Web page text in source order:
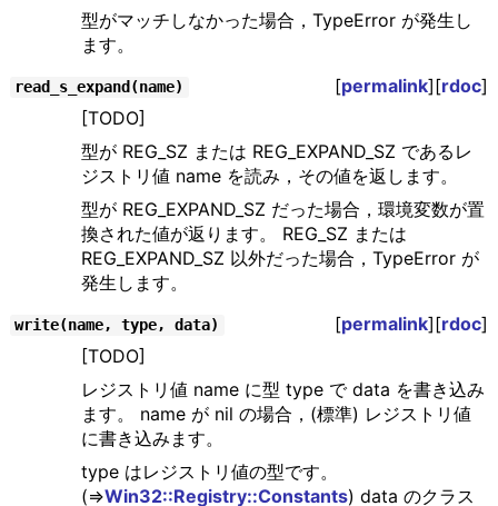
型がマッチしなかった場合，TypeError が発生し
ます。
read_s_expand(name) [permalink][rdoc]
[TODO]
型が REG_SZ または REG_EXPAND_SZ であるレ
ジストリ値 name を読み，その値を返します。
型が REG_EXPAND_SZ だった場合，環境変数が置
換された値が返ります。 REG_SZ または
REG_EXPAND_SZ 以外だった場合，TypeError が
発生します。
write(name, type, data) [permalink][rdoc]
[TODO]
レジストリ値 name に型 type で data を書き込み
ます。 name が nil の場合，(標準) レジストリ値
に書き込みます。
type はレジストリ値の型です。
(⇒Win32::Registry::Constants) data のクラス